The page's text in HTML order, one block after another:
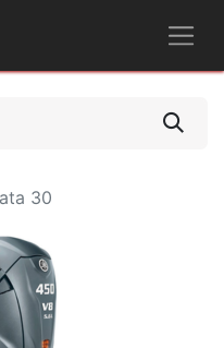
30